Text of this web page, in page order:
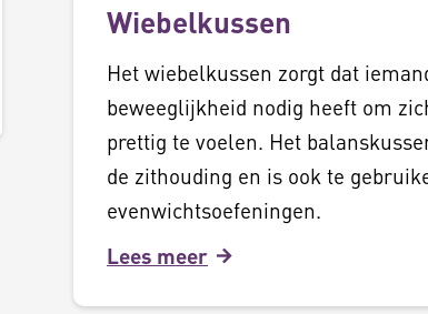
Wiebelkussen
Het wiebelkussen zorgt dat
beweeglijkheid nodig heeft om
prettig te voelen. Het
de zithouding en is ook te
evenwichtsoefeningen.
Lees meer